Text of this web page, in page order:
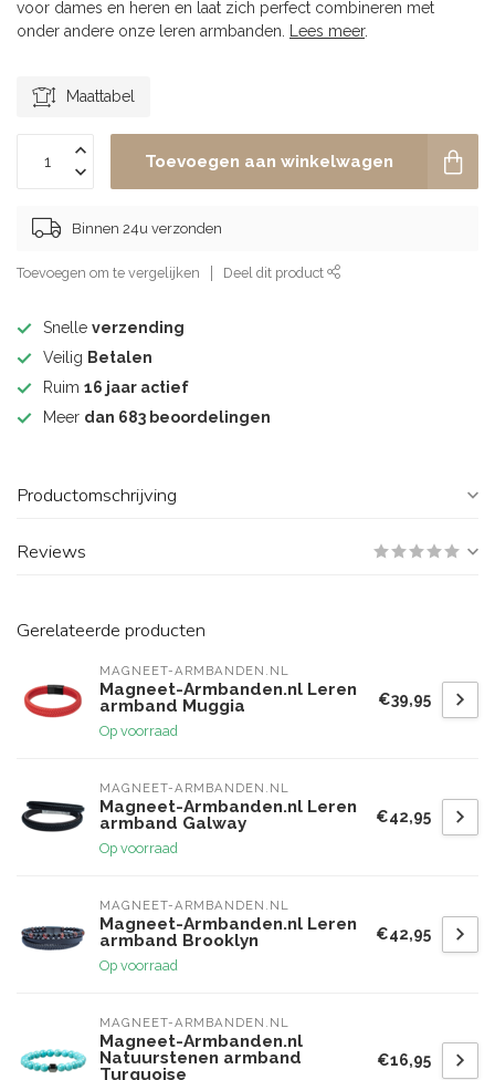
voor dames en heren en laat zich perfect combineren met
onder andere onze leren armbanden.
Lees meer.
Maattabel
Toevoegen aan winkelwagen
Binnen 24u verzonden
Toevoegen om te vergelijken Deel dit product
Snelle verzending
Veilig Betalen
Ruim 16 jaar actief
Meer dan 683 beoordelingen
Productomschrijving
Reviews
Gerelateerde producten
MAGNEET-ARMBANDEN.NL
Magneet-Armbanden.nl Leren
armband Muggia
Op voorraad
€39,95
MAGNEET-ARMBANDEN.NL
Magneet-Armbanden.nl Leren
armband Galway
Op voorraad
€42,95
MAGNEET-ARMBANDEN.NL
Magneet-Armbanden.nl Leren
armband Brooklyn
Op voorraad
€42,95
MAGNEET-ARMBANDEN.NL
Magneet-Armbanden.nl
Natuurstenen armband
Turquoise
€16,95